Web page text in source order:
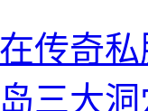
传奇
三大